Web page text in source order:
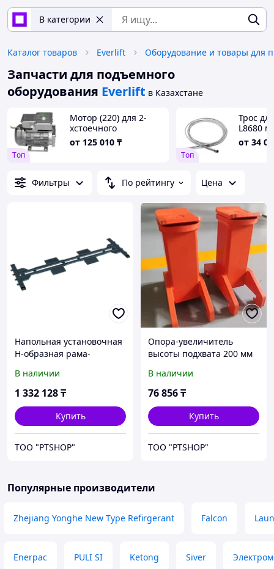
В категории
Каталог товаров Everlift
Запчасти для подъемного
оборудования Everlift в Казахстане
Tоп
Мотор (220) для 2-
хстоечного
подъемника
от 125 010 ₸
Tоп
Трос
L8680
от 34
Фильтры По рейтингу Цена
Напольная установочная
H-образная рама-
стоечных подъемников
В наличии
1 332 128₸
Купить
ТОО "PTSHOP"
Опора-увеличитель
высоты подхвата 200 мм
В наличии
76 856₸
Купить
ТОО "PTSHOP"
Популярные производители
Zhejiang Yonghe New Type Refirgerant Falcon
Enerpac PULI SI Ketong Siver